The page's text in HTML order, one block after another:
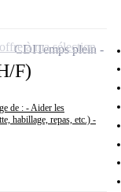
F)
de : - Aider les
habillage, repas, etc.) -
CDITemps plein
à ma sélection